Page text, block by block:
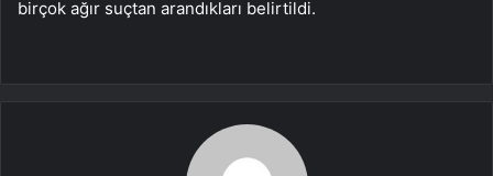
birçok ağır suçtan arandıkları belirtildi.